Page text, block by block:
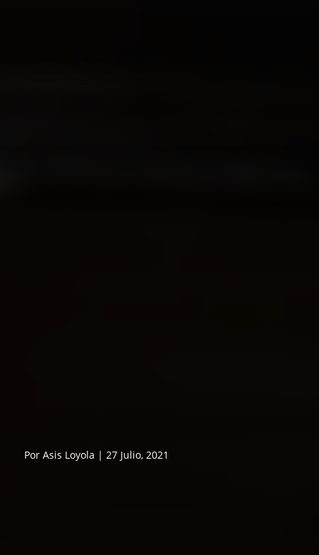
Por Asis Loyola | 27 Julio, 2021